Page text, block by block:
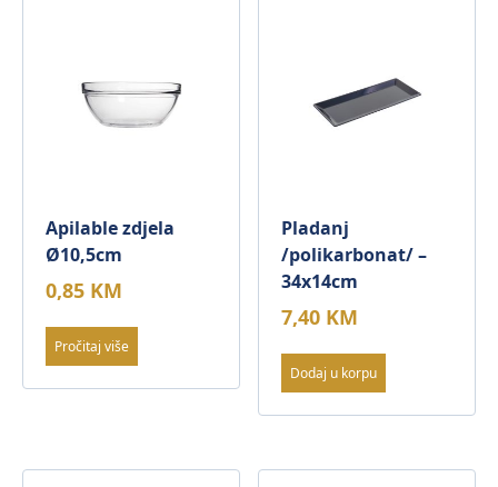
Apilable zdjela
Ø10,5cm
0,85 KM
Pročitaj više
Pladanj
/polikarbonat/ –
34x14cm
7,40 KM
Dodaj u korpu